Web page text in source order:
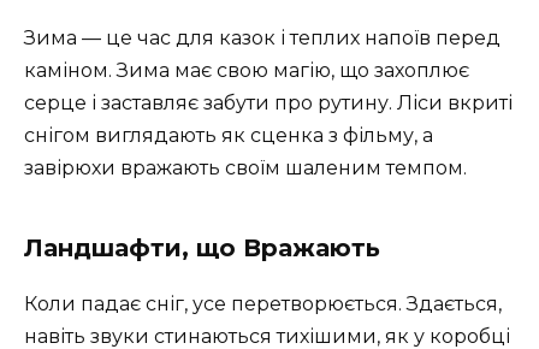
Зима — це час для казок і теплих напоїв перед
каміном. Зима має свою магію, що захоплює
серце і заставляє забути про рутину. Ліси вкриті
снігом виглядають як сценка з фільму, а
завірюхи вражають своїм шаленим темпом.
Ландшафти, що Вражають
Коли падає сніг, усе перетворюється. Здається,
навіть звуки стинаються тихішими, як у коробці